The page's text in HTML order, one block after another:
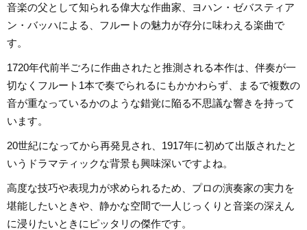
音楽の父として知られる偉大な作曲家、ヨハン・ゼバスティア
ン・バッハによる、フルートの魅力が存分に味わえる楽曲で
す。
1720年代前半ごろに作曲されたと推測される本作は、伴奏が一
切なくフルート1本で奏でられるにもかかわらず、まるで複数の
音が重なっているかのような錯覚に陥る不思議な響きを持って
います。
20世紀になってから再発見され、1917年に初めて出版されたと
いうドラマティックな背景も興味深いですよね。
高度な技巧や表現力が求められるため、プロの演奏家の実力を
堪能したいときや、静かな空間で一人じっくりと音楽の深えん
に浸りたいときにピッタリの傑作です。